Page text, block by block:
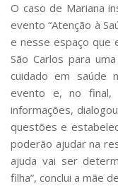
O caso de Mariana
evento “Atenção à
e nesse espaço que
São Carlos para
cuidado em saúde
evento e, no final,
informações,
questões e
poderão ajudar na
ajuda vai ser
filha”, conclui a mãe